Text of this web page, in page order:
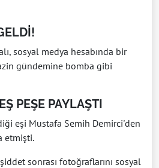
sosyal medya hesabında bir
gündemine bomba gibi
PEŞE PAYLAŞTI
eşi Mustafa Semih Demirci'den
etmişti.
sonrası fotoğraflarını sosyal